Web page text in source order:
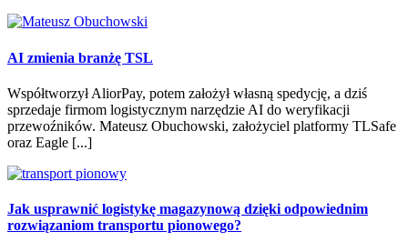
AI zmienia branżę TSL
Współtworzył AliorPay, potem założył własną spedycję, a dziś
sprzedaje firmom logistycznym narzędzie AI do weryfikacji
przewoźników. Mateusz Obuchowski, założyciel platformy TLSafe
oraz Eagle [...]
Jak usprawnić logistykę magazynową dzięki odpowiednim
rozwiązaniom transportu pionowego?